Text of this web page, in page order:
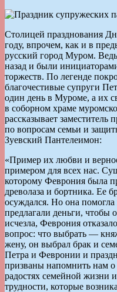
Столицей празднования
году, впрочем, как и в
русский город Муром.
назад и были
торжеств. По легенде
благочестивые супруги
один день в Муроме, а их
в соборном храме
рассказывает заместитель
по вопросам семьи и
Зуевский Пантелеимон:
«Пример их любви и
примером для всех нас.
которому Феврония была
древолаза и бортника. Ее
осуждался. Но она помогла
предлагали деньги, чтобы
исчезла, Феврония
вопрос: что выбрать —
жену, он выбрал брак и
Петра и Февронии и
призваны напомнить нам о
радостях семейной жизни
трудности, которые